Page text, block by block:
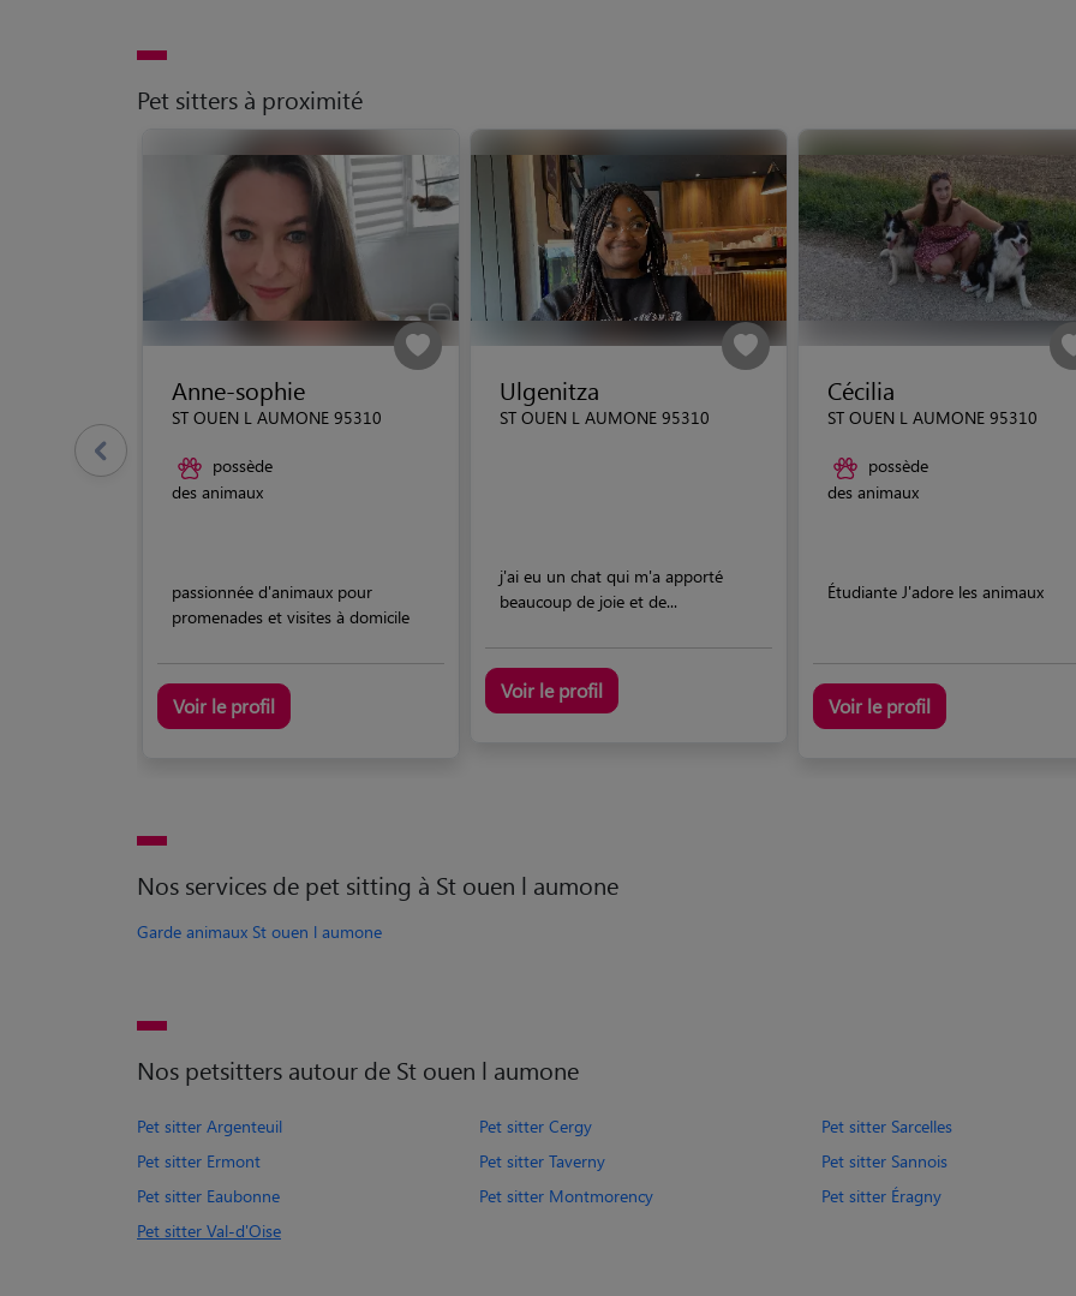
Pet sitters à proximité
Anne-sophie
ST OUEN L AUMONE 95310
possède
des animaux
passionnée d'animaux pour
promenades et visites à domicile
Voir le profil
Ulgenitza
ST OUEN L AUMONE 95310
j'ai eu un chat qui m'a apporté
beaucoup de joie et de...
Voir le profil
Cécilia
ST OUEN L AUMONE 95310
possède
des animaux
Étudiante J'adore les animaux
Voir le profil
Nos services de pet sitting à St ouen l aumone
Garde animaux St ouen l aumone
Nos petsitters autour de St ouen l aumone
Pet sitter Argenteuil Pet sitter Cergy Pet sitter Sarcelles
Pet sitter Ermont
Pet sitter Taverny Pet sitter Sannois
Pet sitter Eaubonne
Pet sitter Montmorency Pet sitter Éragny
Pet sitter Val-d'Oise